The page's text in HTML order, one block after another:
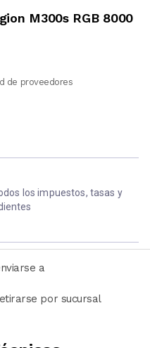
M300s RGB 8000
de proveedores
los impuestos, tasas y
a
por sucursal